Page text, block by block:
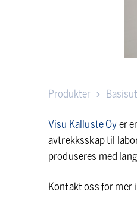
Produkter
Visu Kalluste Oyer
avtrekksskap til
produseres med
Kontakt oss for mer